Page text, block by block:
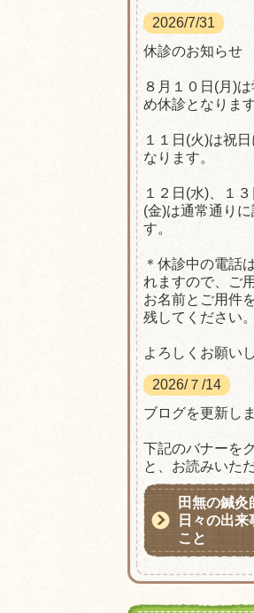
2026/7/31
休診のお知らせ
８月１０日(月)
め休診となります
１１日(火)は祝
なります。
１２日(水)、１
(金)は通常通り
す。
＊休診中の電話
れますので、ご
お名前とご用件
残してください。
よろしくお願い
2026/７/14
ブログを更新し
下記のバナーを
と、お読みいた
田無の鍼灸
日々の出
こと